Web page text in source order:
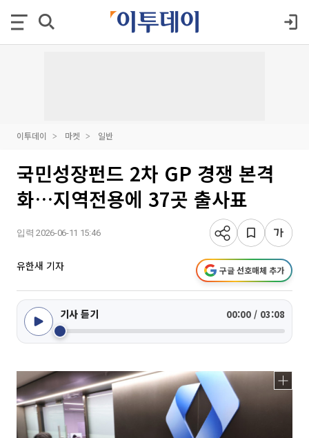
이투데이 마켓 일반
국민성장펀드 2차 GP 경쟁 본격
화…지역전용에 37곳 출사표
입력 2026-06-11 15:46
유한새 기자 구글 선호매체 추가
기사 듣기 00:00 / 03:08